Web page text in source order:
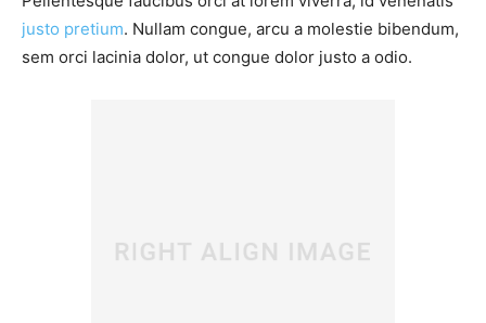
justo pretium. Nullam congue, arcu a molestie bibendum,
sem orci lacinia dolor, ut congue dolor justo a odio.